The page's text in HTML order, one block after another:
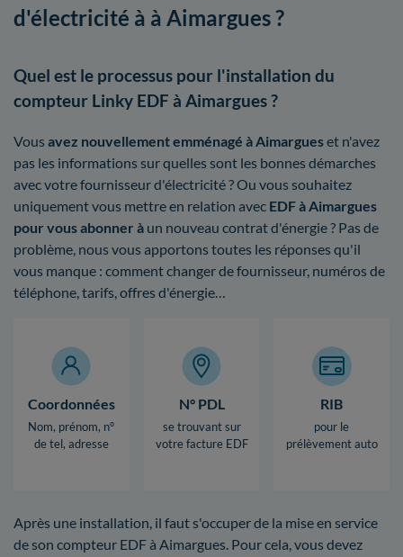
d'électricité à à Aimargues ?
Quel est le processus pour l'installation du
compteur Linky EDF à Aimargues ?
Vous avez nouvellement emménagé à Aimargueset n'avez
pas les informations sur quelles sont les bonnes démarches
avec votre fournisseur d'électricité ? Ou vous souhaitez
uniquement vous mettre en relation avec EDF à Aimargues
pour vous abonner à un nouveau contrat d'énergie ? Pas de
problème, nous vous apportons toutes les réponses qu'il
vous manque : comment changer de fournisseur, numéros de
téléphone, tarifs, offres d'énergie…
Coordonnées
Nom, prénom, n°
de tel, adresse
N° PDL
se trouvant sur
votre facture EDF
RIB
pour le
prélèvement auto
Après une installation, il faut s'occuper de la mise en service
de son compteur EDF à Aimargues. Pour cela, vous devez